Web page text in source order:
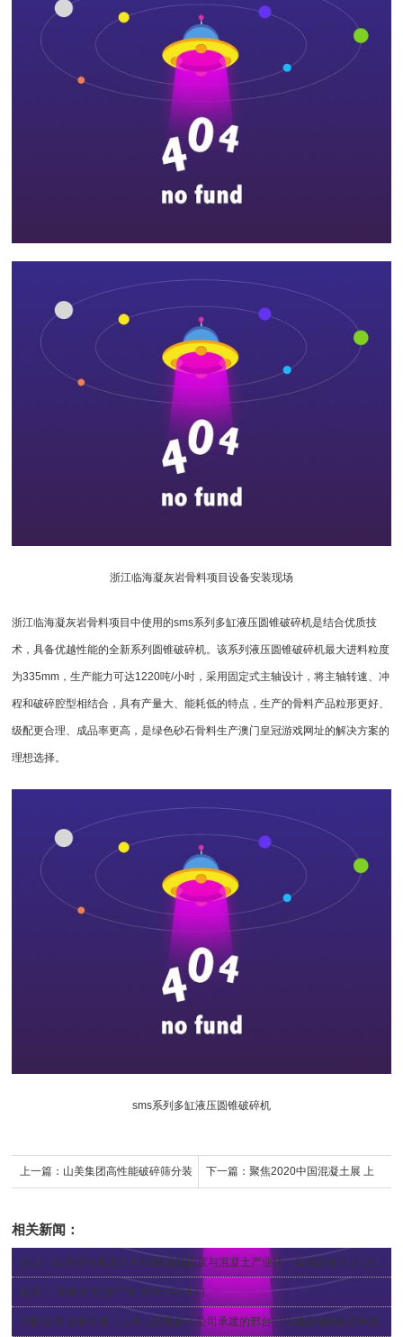
浙江临海凝灰岩骨料项目设备安装现场
浙江临海凝灰岩骨料项目中使用的sms系列 多缸液压圆锥破碎机是结合优质技
术，具备优越性能的全新系列圆锥破碎机。该系列液压圆锥破碎机最大进料粒度
为335mm，生产能力可达1220吨/小时，采用固定式主轴设计，将主轴转速、冲
程和破碎腔型相结合，具有产量大、能耗低的特点，生产的骨料产品粒形更好、
级配更合理、成品率更高，是绿色砂石骨料生产澳门皇冠游戏网址的解决方案的
理想选择。
sms系列多缸液压圆锥破碎机
上一篇： 山美集团高性能破碎筛分装
万吨花岗岩尾矿制砂项目
下一篇：聚焦2020中国混凝土展 上
相关新闻：
会议｜山美股份出席2019全国建筑固废与混凝土产业链一体化高峰论坛 [2019-04-29 ]
山美：“走出去”的饯行者 [2015-05-12 ]
共同发展 合作共赢｜上海山美股份子公司承建的邢台中联精品制砂楼喜迎第七届全国砂石骨料行业科技大会部分参会代表参观